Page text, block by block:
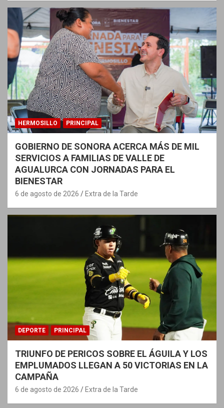
HERMOSILLO PRINCIPAL
GOBIERNO DE SONORA ACERCA MÁS DE MIL
SERVICIOS A FAMILIAS DE VALLE DE
AGUALURCA CON JORNADAS PARA EL
BIENESTAR
6 de agosto de 2026 Extra de la Tarde
DEPORTE PRINCIPAL
TRIUNFO DE PERICOS SOBRE EL ÁGUILA Y LOS
EMPLUMADOS LLEGAN A 50 VICTORIAS EN LA
CAMPAÑA
6 de agosto de 2026 Extra de la Tarde